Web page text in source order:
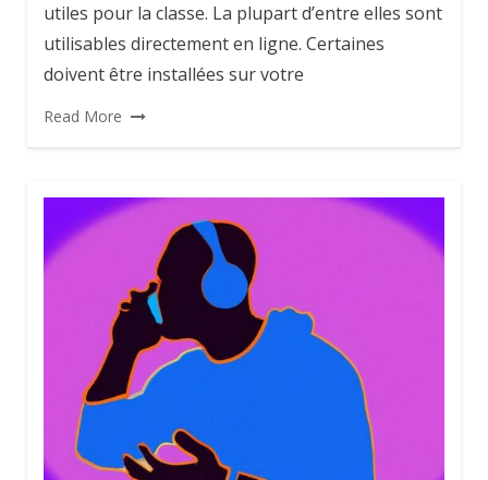
utiles pour la classe. La plupart d’entre elles sont
utilisables directement en ligne. Certaines
doivent être installées sur votre
Read More